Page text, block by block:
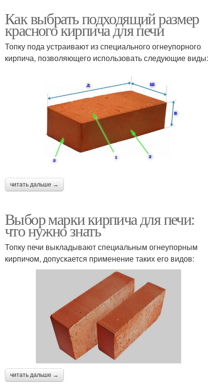
Как выбрать подходящий размер
красного кирпича для печи
Топку пода устраивают из специального огнеупорного
кирпича, позволяющего использовать следующие виды:
читать дальше →
Выбор марки кирпича для печи:
что нужно знать
Топку печи выкладывают специальным огнеупорным
кирпичом, допускается применение таких его видов:
читать дальше →